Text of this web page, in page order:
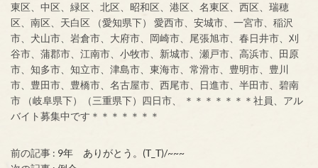
東区、中区、緑区、北区、昭和区、港区、名東区、西区、瑞穂
区、南区、天白区 （愛知県下） 愛西市、安城市、一宮市、稲沢
市、犬山市、岩倉市、大府市、岡崎市、尾張旭市、春日井市、刈
谷市、蒲郡市、江南市、小牧市、新城市、瀬戸市、高浜市、田原
市、知多市、知立市、津島市、東海市、常滑市、豊明市、豊川
市、豊田市、豊橋市、名古屋市、西尾市、日進市、半田市、碧南
市 （岐阜県下）（三重県下）四日市、 ＊＊＊＊＊＊＊社員、アル
バイト募集中です＊＊＊＊＊＊＊
前の記事 : 9年 ありがとう。(T_T)/~~~